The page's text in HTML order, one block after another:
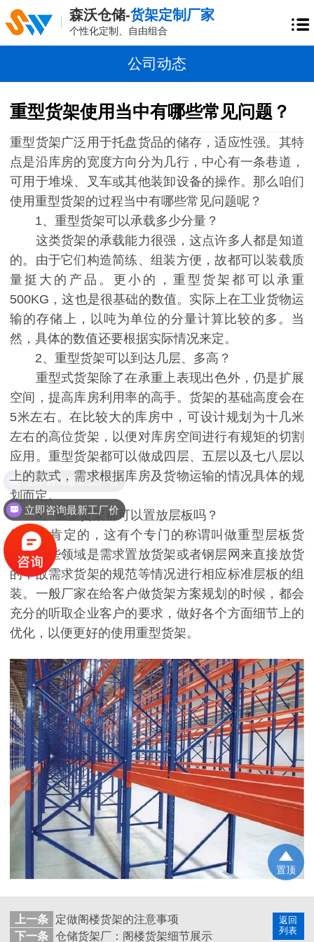
森沃仓储-货架定制厂家
个性化定制、自由组合
公司动态
重型货架使用当中有哪些常见问题？
重型货架广泛用于托盘货品的储存，适应性强。其特
点是沿库房的宽度方向分为几行，中心有一条巷道，
可用于堆垛、叉车或其他装卸设备的操作。那么咱们
使用重型货架的过程当中有哪些常见问题呢 ？
1、重型货架可以承载多少分量？
这类货架的承载能力很强，这点许多人都是知道
的。由于它们构造简练、组装方便，故都可以装载质
量挺大的产品。更小的，重型货架都可以承重
500KG，这也是很基础的数值。实际上在工业货物运
输的存储上，以吨为单位的分量计算比较的多。当
然，具体的数值还要根据实际情况来定。
2、重型货架可以到达几层、多高？
重型式货架除了在承重上表现出色外，仍是扩展
空间，提高库房利用率的高手。货架的基础高度会在
5米左右。在比较大的库房中，可设计规划为十几米
左右的高位货架，以便对库房空间进行有规矩的切割
应用。重型货架都可以做成四层、五层以及七八层以
上的款式，需求根据库房及货物运输的情况具体的规
划而定。
3、重型货架都可以置放层板吗？
答案是肯定的，这有个专门的称谓叫做重型层板货
架。一些领域是需求置放货架或者钢层网来直接放货
的，故需求货架的规范等情况进行相应标准层板的组
装。一般厂家在给客户做货架方案规划的时候，都会
充分的听取企业客户的要求，做好各个方面细节上的
优化，以便更好的使用重型货架。
返回
列表
上一条
定做阁楼货架的注意事项
下一条 仓储货架厂：阁楼货架细节展示
置顶
立即咨询最新工厂价
立即咨询最新工厂价